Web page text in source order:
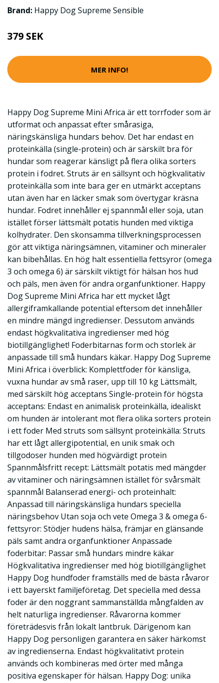
Brand: Happy Dog Supreme Sensible
379 SEK
MER INFO!
Happy Dog Supreme Mini Africa är ett torrfoder som är
utformat och anpassat efter smårasiga,
näringskänsliga hundars behov. Det har endast en
proteinkälla (single-protein) och är särskilt bra för
hundar som reagerar känsligt på flera olika sorters
protein i fodret. Struts är en sällsynt och högkvalitativ
proteinkälla som inte bara ger en utmärkt acceptans
utan även har en läcker smak som övertygar kräsna
hundar. Fodret innehåller ej spannmål eller soja, utan
istället förser lättsmält potatis hunden med viktiga
kolhydrater. Den skonsamma tillverkningsprocessen
gör att viktiga näringsämnen, vitaminer och mineraler
kan bibehållas. En hög halt essentiella fettsyror (omega
3 och omega 6) är särskilt viktigt för hälsan hos hud
och päls, men även för andra organfunktioner. Happy
Dog Supreme Mini Africa har ett mycket lågt
allergiframkallande potential eftersom det innehåller
en mindre mängd ingredienser. Dessutom används
endast högkvalitativa ingredienser med hög
biotillgänglighet! Foderbitarnas form och storlek är
anpassade till små hundars käkar. Happy Dog Supreme
Mini Africa i överblick: Komplettfoder för känsliga,
vuxna hundar av små raser, upp till 10 kg Lättsmält,
med särskilt hög acceptans Single-protein för högsta
acceptans: Endast en animalisk proteinkälla, idealiskt
om hunden är intolerant mot flera olika sorters protein
i ett foder Med struts som sällsynt proteinkälla: Struts
har ett lågt allergipotential, en unik smak och
tillgodoser hunden med högvärdigt protein
Spannmålsfritt recept: Lättsmält potatis med mängder
av vitaminer och näringsämnen istället för svårsmält
spannmål Balanserad energi- och proteinhalt:
Anpassad till näringskänsliga hundars speciella
näringsbehov Utan soja och vete Omega 3 & omega 6-
fettsyror: Stödjer hudens hälsa, främjar en glänsande
päls samt andra organfunktioner Anpassade
foderbitar: Passar små hundars mindre käkar
Högkvalitativa ingredienser med hög biotillgänglighet
Happy Dog hundfoder framställs med de bästa råvaror
i ett bayerskt familjeföretag. Det speciella med dessa
foder är den noggrant sammanställda mångfalden av
helt naturliga ingredienser. Råvarorna kommer
företrädesvis från lokalt lantbruk. Därigenom kan
Happy Dog personligen garantera en säker härkomst
av ingredienserna. Endast högkvalitativt protein
används och kombineras med örter med många
positiva egenskaper för hälsan. Happy Dog: unika